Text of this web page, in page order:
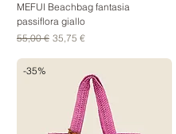
MEFUI Beachbag fantasia
passiflora giallo
Prezzo regolare
55,00 € Prezzo scontato
35,75 €
-35%